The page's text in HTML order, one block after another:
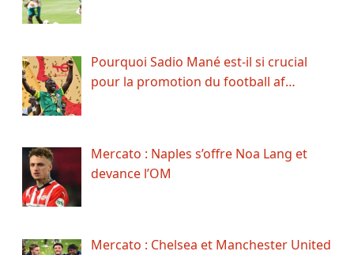
Pourquoi Sadio Mané est-il si crucial
pour la promotion du football af…
Mercato : Naples s’offre Noa Lang et
devance l’OM
Mercato : Chelsea et Manchester United